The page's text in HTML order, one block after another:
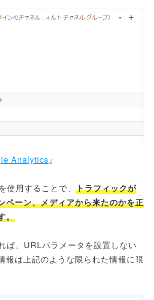
Analytics』
使用することで、 トラフィックが
ペーン、メディアから来たのかを正
。
ば、URLパラメータを設置しない
報は上記のような限られた情報に限